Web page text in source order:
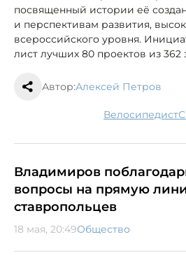
посвященный истории её
и перспективам развития,
всероссийского уровня.
лист лучших 80 проектов из 362
Автор:Алексей Петров
велосипедист
Владимиров
вопросы на прямую
ставропольцев
18 мая, 20:49Общество